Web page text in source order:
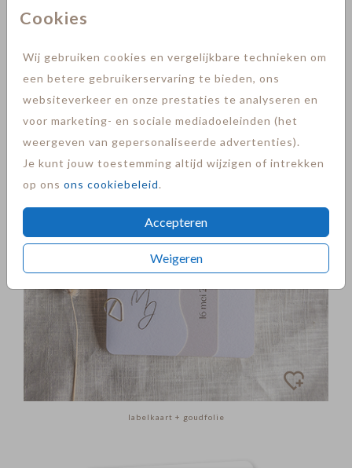
Cookies
Wij gebruiken cookies en vergelijkbare technieken om
een betere gebruikerservaring te bieden, ons
websiteverkeer en onze prestaties te analyseren en
voor marketing- en sociale mediadoeleinden (het
weergeven van gepersonaliseerde advertenties).
Je kunt jouw toestemming altijd wijzigen of intrekken
op ons ons cookiebeleid.
Accepteren
Weigeren
Labelkaart + goudfolie
labelkaart + goudfolie